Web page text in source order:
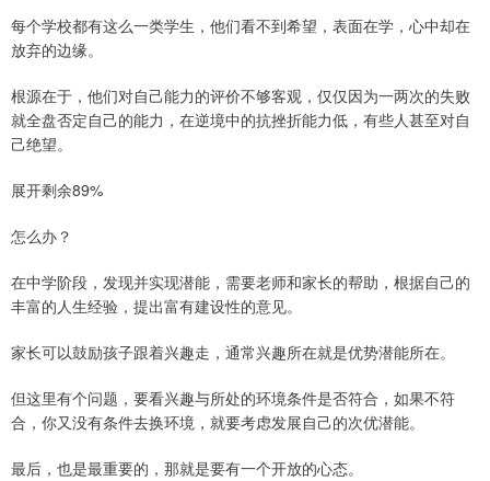
每个学校都有这么一类学生，他们看不到希望，表面在学，心中却在
放弃的边缘。
根源在于，他们对自己能力的评价不够客观，仅仅因为一两次的失败
就全盘否定自己的能力，在逆境中的抗挫折能力低，有些人甚至对自
己绝望。
展开剩余89%
怎么办？
在中学阶段，发现并实现潜能，需要老师和家长的帮助，根据自己的
丰富的人生经验，提出富有建设性的意见。
家长可以鼓励孩子跟着兴趣走，通常兴趣所在就是优势潜能所在。
但这里有个问题，要看兴趣与所处的环境条件是否符合，如果不符
合，你又没有条件去换环境，就要考虑发展自己的次优潜能。
最后，也是最重要的，那就是要有一个开放的心态。